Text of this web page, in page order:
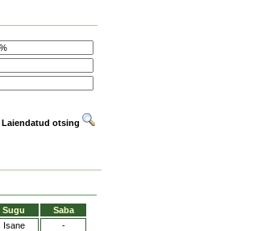
Laiendatud otsing
Sugu
Saba
Isane -